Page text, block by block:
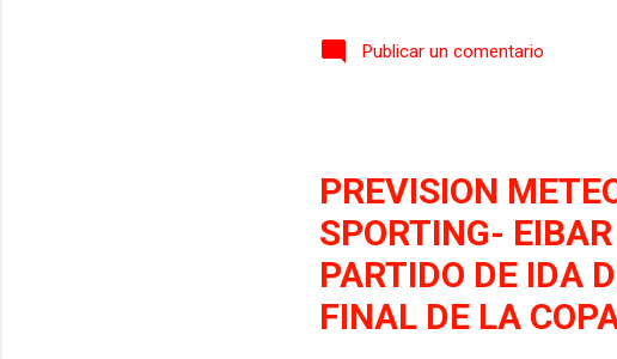
Publicar un comentario
PREVISION
SPORTING-
PARTIDO DE IDA
FINAL DE LA